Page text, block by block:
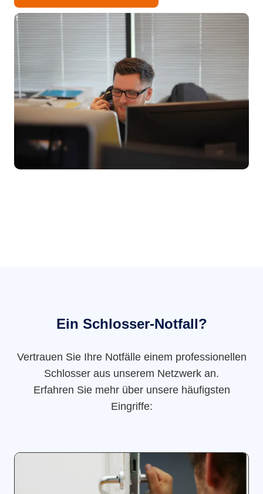
Ein Schlosser-Notfall?
Vertrauen Sie Ihre Notfälle einem professionellen
Schlosser aus unserem Netzwerk an.
Erfahren Sie mehr über unsere häufigsten
Eingriffe: